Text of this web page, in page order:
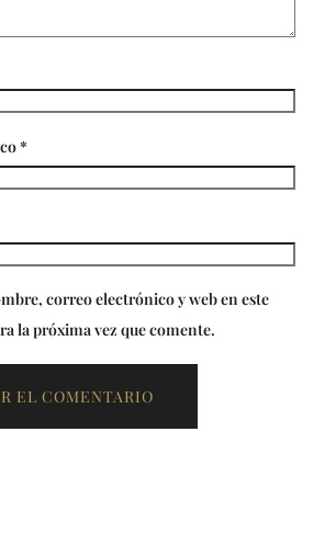
*
correo electrónico y web en este
la próxima vez que comente.